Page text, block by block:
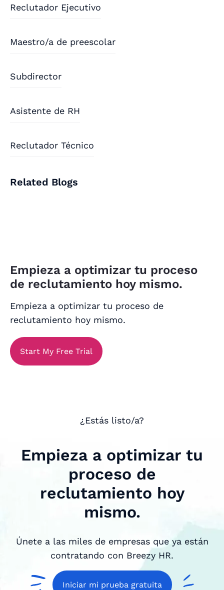
Reclutador Ejecutivo
Maestro/a de preescolar
Subdirector
Asistente de RH
Reclutador Técnico
Related Blogs
Empieza a optimizar tu proceso
de reclutamiento hoy mismo.
Empieza a optimizar tu proceso de
reclutamiento hoy mismo.
Start My Free Trial
¿Estás listo/a?
Empieza a optimizar tu
proceso de
reclutamiento hoy
mismo.
Únete a las miles de empresas que ya están
contratando con Breezy HR.
Iniciar mi prueba gratuita